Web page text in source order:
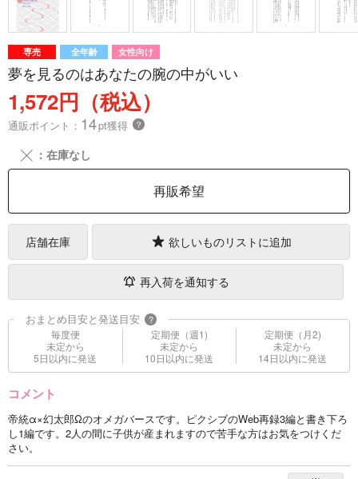
専売 全年齢 女性向け
夢を見るのはあなたの腕の中がいい
1,572円（税込）
通販ポイント： 14pt獲得 ？
╳ ：在庫なし
再販希望
店舗在庫 欲しいものリストに追加
再入荷を通知する
おまとめ目安と発送目安 ?
毎度便
未定から
5日以内に発送
定期便（週1)
未定から
10日以内に発送
定期便（月2)
未定から
14日以内に発送
コメント
帝統α×幻太郎Ωのオメガバースです。ピクシブのWeb再録3編と書き下ろ
し1編です。2人の間に子供が産まれますので苦手な方はお気をつけくだ
さい。